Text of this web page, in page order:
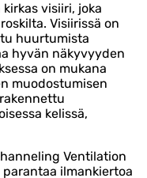
visiiri, joka
Visiirissä on
huurtumista
hyvän näkyvyyden
on mukana
muodostumisen
kelissä,
Ventilation
parantaa ilmankiertoa